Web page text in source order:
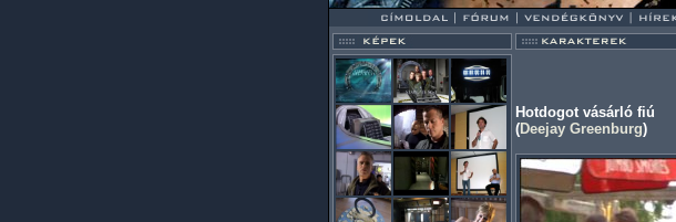
Hotdogot vásárló fiú
(Deejay Greenburg)